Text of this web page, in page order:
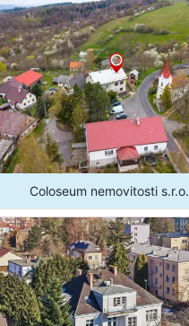
Coloseum nemovitosti s.r.o.